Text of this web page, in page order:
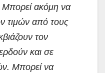
Μπορεί ακόμη να
τιμών από τους
τον
και σε
Μπορεί να